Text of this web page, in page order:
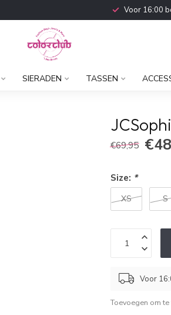
Voor 16:00
SIERADEN TASSEN
€69,95
Size: *
XS S
Voor
Toevoegen om